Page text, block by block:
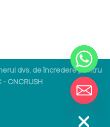
dvs. de încredere pentru
CNCRUSH
ASCUNDE
CHATY